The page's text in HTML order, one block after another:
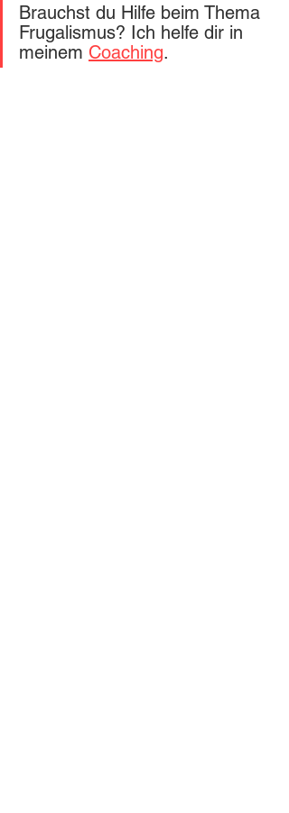
Brauchst du Hilfe beim Thema
Frugalismus? Ich helfe dir in
meinem Coaching.